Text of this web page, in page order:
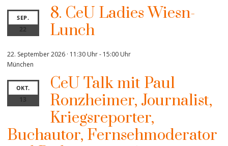
SEP.
22
8. CeU Ladies Wiesn-
Lunch
22. September 2026 · 11:30 Uhr- 15:00 Uhr
München
OKT.
13
CeU Talk mit Paul
Ronzheimer, Journalist,
Kriegsreporter,
Buchautor, Fernsehmoderator